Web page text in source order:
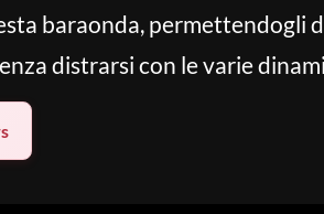
baraonda, permettendogli
distrarsi con le varie